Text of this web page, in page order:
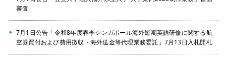
審査
7月1日公告「令和8年度春季シンガポール海外短期英語研修に関する航
空券買付および費用徴収・海外送金等代理業務委託」7月13日入札開札